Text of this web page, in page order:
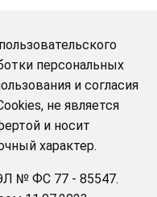
персональных
и согласия
не является
и носит
характер.
№ ФС 77 - 85547.